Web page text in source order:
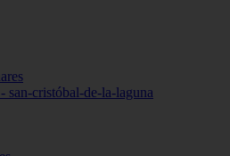
san-cristóbal-de-la-laguna